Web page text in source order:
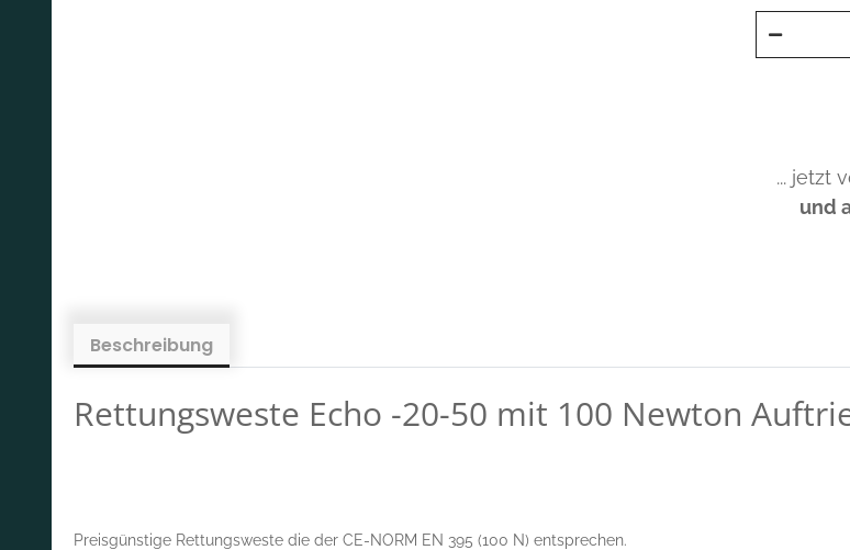
... jetzt
und
Beschreibung
Rettungsweste Echo -20-50 mit 100 Newton
Preisgünstige Rettungsweste die der CE-NORM EN 395 (100 N) entsprechen.